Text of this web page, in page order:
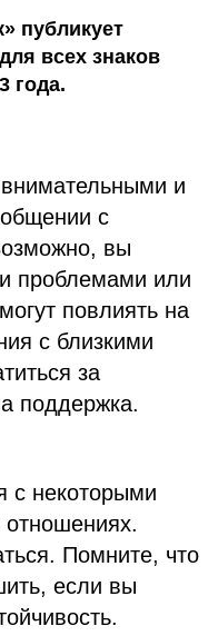
публикует
всех знаков
года.
и
с
вы
проблемами или
повлиять на
с близкими
за
поддержка.
с некоторыми
отношениях.
Помните, что
если вы